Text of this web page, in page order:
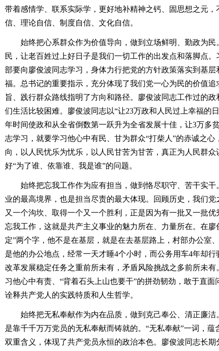
带着感情学、联系实际学，更好地补精神之钙、固思想之元
信、理论自信、制度自信、文化自信。
始终把心系群众作为价值导向，做到立场鲜明、勤政为民
民，让老百姓过上好日子是我们一切工作的出发点和落脚点
部要向廖俊波同志学习，身体力行把党的方针政策落实到基
福。总书记的重要指示，充分体现了我们党一心为民的价值
旨、践行群众路线指明了方向和路径。廖俊波同志工作过的
们生活比较困难。廖俊波同志以“让23万政和人民过上幸福的
年时间使政和从全省倒数第一跃升为全省发展十佳，让3万多
志学习，就要学习他心中有民、甘为群众“打柴人”的赤诚之
向，以人民忧乐为忧乐，以人民甘苦为甘苦，真正为人民群
好“为了谁、依靠谁、我是谁”的问题。
始终把忘我工作作为应有担当，做到恪尽职守、苦干实干
业的最高境界，也是担当尽责的最大体现。回顾历史，我们
又一个沟坎、取得一个又一个胜利，正是因为有一批又一批
忘我工作，这就是共产主义事业的魅力所在、力量所在。在
定”两个字，他不是在基层，就是在去基层路上，村部办公室
是他的办公地点，经常一天才睡4个小时，而公务用车4年却
改革发展稳定任务之重前所未有，矛盾风险挑战之多前所未
习他心中有责、“背着石头上山也要干”的拼劲韧劲，敢于直
诠释共产党人的实践特质和人生哲学。
始终把无私奉献作为内在品质，做到克己奉公、清正廉洁
是靠千千万万党员的无私奉献而铸就的。“无私奉献”一词，
双重含义，体现了共产党员永恒的政治本色。廖俊波同志长